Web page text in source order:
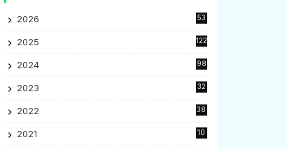
2026 53
2025 122
2024 98
2023
32
2022
38
2021
10